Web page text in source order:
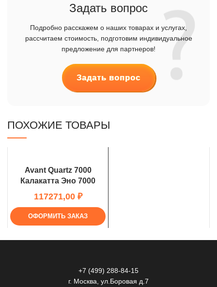
Задать вопрос
Подробно расскажем о наших товарах и услугах,
рассчитаем стоимость, подготовим индивидуальное
предложение для партнеров!
Задать вопрос
ПОХОЖИЕ ТОВАРЫ
Avant Quartz 7000
Калакатта Эно 7000
₽
ОФОРМИТЬ ЗАКАЗ
+7 (499) 288-84-15
г. Москва, ул.Боровая д.7